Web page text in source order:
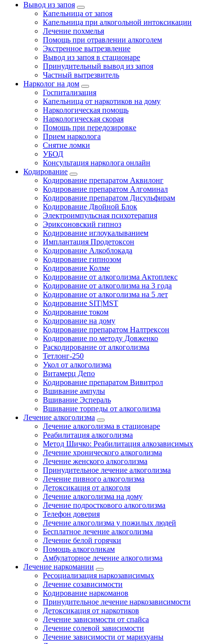
Вывод из запоя
Капельница от запоя
Капельница при алкогольной интоксикации
Лечение похмелья
Помощь при отравлении алкоголем
Экстренное вытрезвление
Вывод из запоя в стационаре
Принудительный вывод из запоя
Частный вытрезвитель
Нарколог на дом
Госпитализация
Капельница от наркотиков на дому
Наркологическая помощь
Наркологическая скорая
Помощь при передозировке
Прием нарколога
Снятие ломки
УБОД
Консультация нарколога онлайн
Кодирование
Кодирование препаратом Аквилонг
Кодирование препаратом Алгоминал
Кодирование препаратом Дисульфирам
Кодирование Двойной Блок
Электроимпульсная психотерапия
Эриксоновский гипноз
Кодирование иглоукалыванием
Имплантация Продетоксон
Кодирование Алкоблокада
Кодирование гипнозом
Кодирование Колме
Кодирование от алкоголизма Актоплекс
Кодирование от алкоголизма на 3 года
Кодирование от алкоголизма на 5 лет
Кодирование SIT|MST
Кодирование током
Кодирование на дому
Кодирование препаратом Налтрексон
Кодирование по методу Довженко
Раскодирование от алкоголизма
Тетлонг-250
Укол от алкоголизма
Витамерц Депо
Кодирование препаратом Вивитрол
Вшивание ампулы
Вшивание Эспераль
Вшивание торпеды от алкоголизма
Лечение алкоголизма
Лечение алкоголизма в стационаре
Реабилитация алкоголизма
Метод Шичко: Реабилитация алкозависимых
Лечение хронического алкоголизма
Лечение женского алкоголизма
Принудительное лечение алкоголизма
Лечение пивного алкоголизма
Детоксикация от алкоголя
Лечение алкоголизма на дому
Лечение подросткового алкоголизма
Телефон доверия
Лечение алкоголизма у пожилых людей
Бесплатное лечение алкоголизма
Лечение белой горячки
Помощь алкоголикам
Амбулаторное лечение алкоголизма
Лечение наркомании
Ресоциализация наркозависимых
Лечение созависимости
Кодирование наркоманов
Принудительное лечение наркозависимости
Детоксикация от наркотиков
Лечение зависимости от спайса
Лечение солевой зависимости
Лечение зависимости от марихуаны